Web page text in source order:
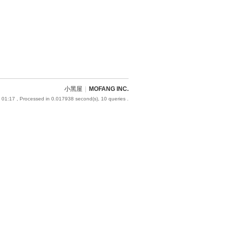
小黑屋 MOFANG INC.
01:17 , Processed in 0.017938 second(s), 10 queries .